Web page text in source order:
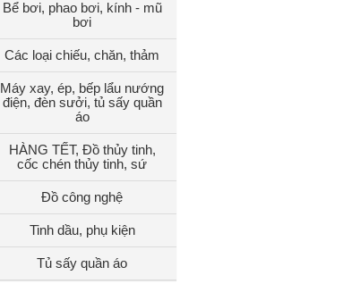
Bể bơi, phao bơi, kính - mũ
bơi
Các loại chiếu, chăn, thảm
Máy xay, ép, bếp lẩu nướng
điện, đèn sưởi, tủ sấy quần
áo
HÀNG TẾT, Đồ thủy tinh,
cốc chén thủy tinh, sứ
Đồ công nghệ
Tinh dầu, phụ kiện
Tủ sấy quần áo